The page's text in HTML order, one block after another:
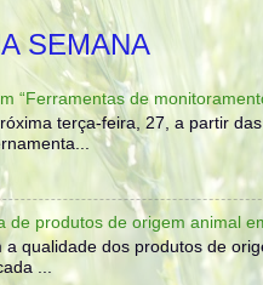
SEMANA
“Ferramentas de
terça-feira, 27, a partir
de produtos de origem animal
a qualidade dos produtos de
...